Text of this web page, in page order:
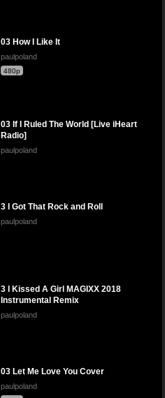
03 How I Like It
paulpoland
480p
03 If I Ruled The World [Live iHeart
Radio]
paulpoland
3 I Got That Rock and Roll
paulpoland
3 I Kissed A Girl MAGIXX 2018
Instrumental Remix
paulpoland
03 Let Me Love You Cover
paulpoland